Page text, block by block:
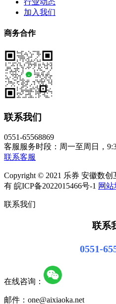
行业动态
加入我们
商务合作
联系我们
0551-65568869
客服服务时段：周一至周日，
联系客服
Copyright © 2021 乐券 安徽数
有 皖ICP备2022015466号-1 网站
联系我们
联系
0551-
在线咨询：
邮件：one@aixiaoka.net